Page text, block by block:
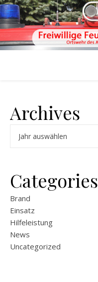
Archives
Categories
Brand
Einsatz
Hilfeleistung
News
Uncategorized